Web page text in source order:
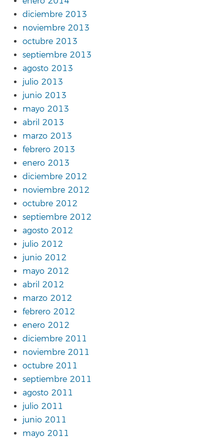
diciembre 2013
noviembre 2013
octubre 2013
septiembre 2013
agosto 2013
julio 2013
junio 2013
mayo 2013
abril 2013
marzo 2013
febrero 2013
enero 2013
diciembre 2012
noviembre 2012
octubre 2012
septiembre 2012
agosto 2012
julio 2012
junio 2012
mayo 2012
abril 2012
marzo 2012
febrero 2012
enero 2012
diciembre 2011
noviembre 2011
octubre 2011
septiembre 2011
agosto 2011
julio 2011
junio 2011
mayo 2011